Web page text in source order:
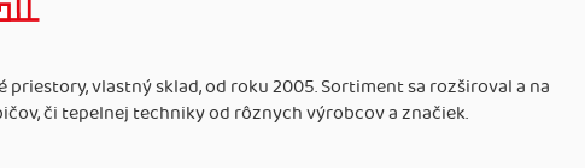
vlastný sklad, od roku 2005. Sortiment sa rozširoval a na
či tepelnej techniky od rôznych výrobcov a značiek.